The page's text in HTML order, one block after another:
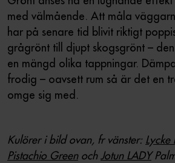
med välmående. Att måla
har på senare tid blivit riktigt
grågrönt till djupt skogsgrönt –
en mängd olika tappningar.
frodig – oavsett rum så är det en
omge sig med.
Kulörer i bild ovan, fr vänster: Lycke
Pistachio Greenoch Jotun LADY